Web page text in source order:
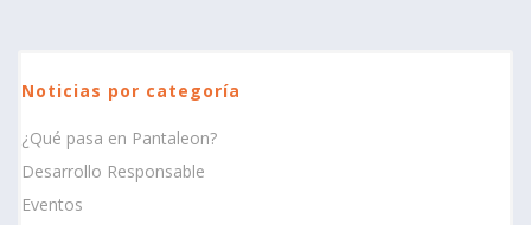
Noticias por categoría
¿Qué pasa en Pantaleon?
Desarrollo Responsable
Eventos